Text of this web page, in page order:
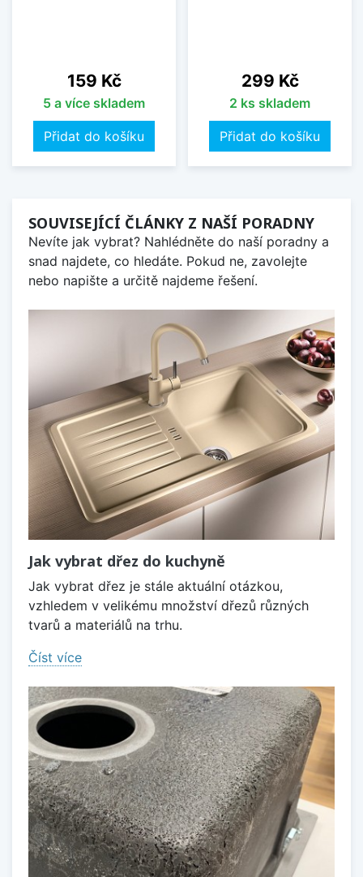
Cena
159 Kč
5 a více skladem
Přidat do košíku
Cena
299 Kč
2 ks skladem
Přidat do košíku
SOUVISEJÍCÍ ČLÁNKY Z NAŠÍ PORADNY
Nevíte jak vybrat? Nahlédněte do naší poradny a
snad najdete, co hledáte. Pokud ne, zavolejte
nebo napište a určitě najdeme řešení.
Jak vybrat dřez do kuchyně
Jak vybrat dřez je stále aktuální otázkou,
vzhledem v velikému množství dřezů různých
tvarů a materiálů na trhu.
Číst více